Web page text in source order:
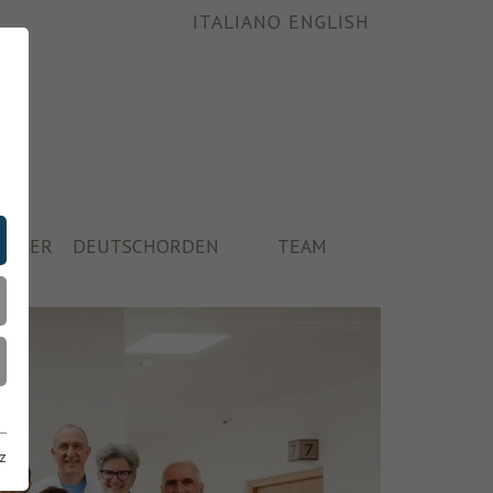
ITALIANO ENGLISH
DEUTSCHORDEN TEAM